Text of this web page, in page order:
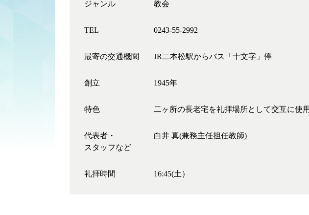
ジャンル 教会
TEL 0243-55-2992
最寄の交通機関 JR二本松駅からバス「十文字」停
創立 1945年
特色 二ヶ所の長老宅を礼拝場所として交互に使
代表者・
スタッフなど
白井 真(兼務主任担任教師)
礼拝時間 16:45(土）